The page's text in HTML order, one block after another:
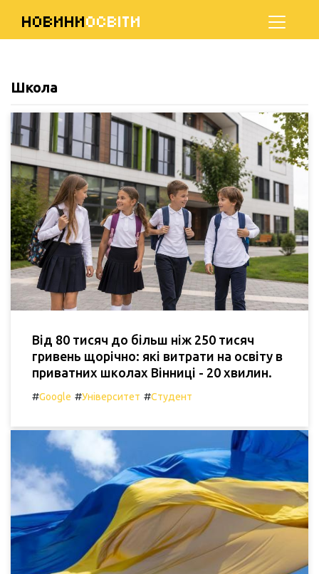
НОВИНИОСВІТИ
Школа
Від 80 тисяч до більш ніж 250 тисяч
гривень щорічно: які витрати на освіту в
приватних школах Вінниці - 20 хвилин.
#Google #Університет #Студент